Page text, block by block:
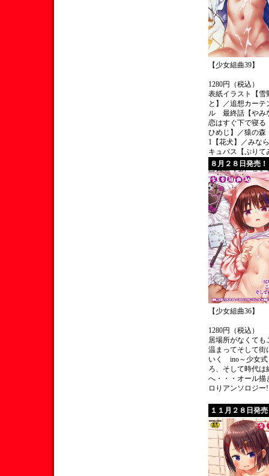
【少女組曲39】
1280円（税込）
表紙イラスト【雪
と】／追想カーテ
ル 最終話【やみ
恋はすぐ下で寝る
ひめじ】／猿の
1【花犬】／みな
キュバス【ぷりて
イショの花園【水
白昼夢【みにおん
少子化対策セン
【ぷぷねずみ】／
奇祭 最終夜～巫
前奉仕～【無色三
８月２８日発売
【少女組曲36】
1280円（税込）
居場所がなくても
温まってそして街
いく ino～少女式
ろ、そして時代は
へ・・・オール描
ロりアンソロジー
１１月２８日発